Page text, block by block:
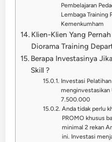
Pembelajaran
Lembaga Training
Kemenkumham
Klien-Klien Yang
Diorama Training
Berapa Investasinya
Skill ?
Investasi
menginvestasikan
7.500.000
Anda tidak perlu
PROMO khusus
minimal 2 rekan
ini. Investasi